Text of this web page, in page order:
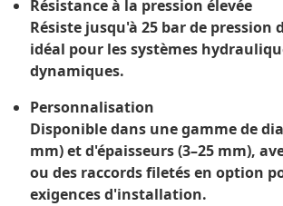
Résistance à la pression élevée
Résiste jusqu'à 25 bar de pression
idéal pour lessystèmes
dynamiques.
Personnalisation
Disponible dans une gamme de
mm) et d'épaisseurs (3–25 mm),
ou des raccords filetésen option
exigences d'installation.